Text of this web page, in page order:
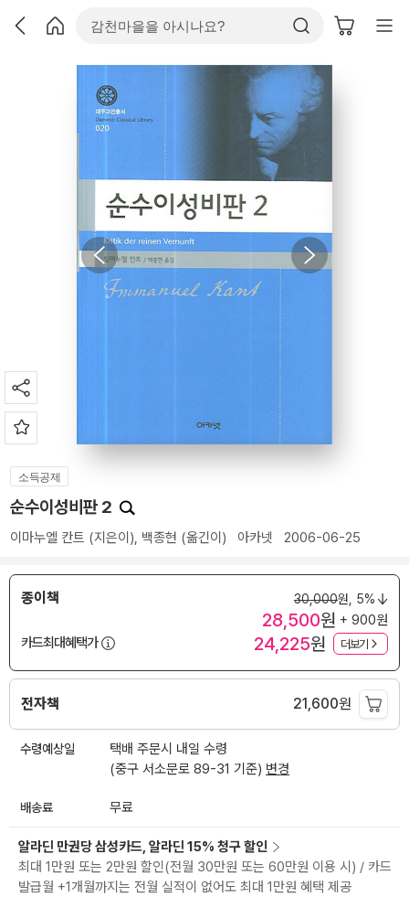
소득공제
순수이성비판 2
이마누엘 칸트 (지은이), 백종현 (옮긴이) 아카넷 2006-06-25
종이책 30,000원, 5%
28,500원 + 900원
카드최대혜택가
24,225원 더보기
전자책 21,600원
수령예상일
택배 주문시 내일 수령
(중구 서소문로 89-31 기준) 변경
배송료 무료
알라딘 만권당 삼성카드, 알라딘 15% 청구 할인
최대 1만원 또는 2만원 할인(전월 30만원 또는 60만원 이용 시) / 카드
발급월 +1개월까지는 전월 실적이 없어도 최대 1만원 혜택 제공